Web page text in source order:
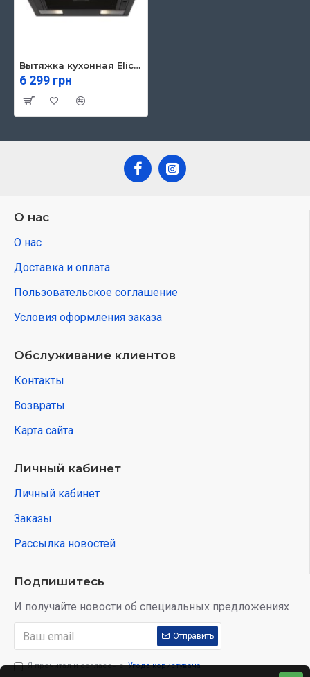
Вытяжка кухонная Elica CT17 C BL/A/52
6 299 грн
О нас
О нас
Доставка и оплата
Пользовательское соглашение
Условия оформления заказа
Обслуживание клиентов
Контакты
Возвраты
Карта сайта
Личный кабинет
Личный кабинет
Заказы
Рассылка новостей
Подпишитесь
И получайте новости об специальных предложениях
Отправить
Я прочитал и согласен с Угода користувача